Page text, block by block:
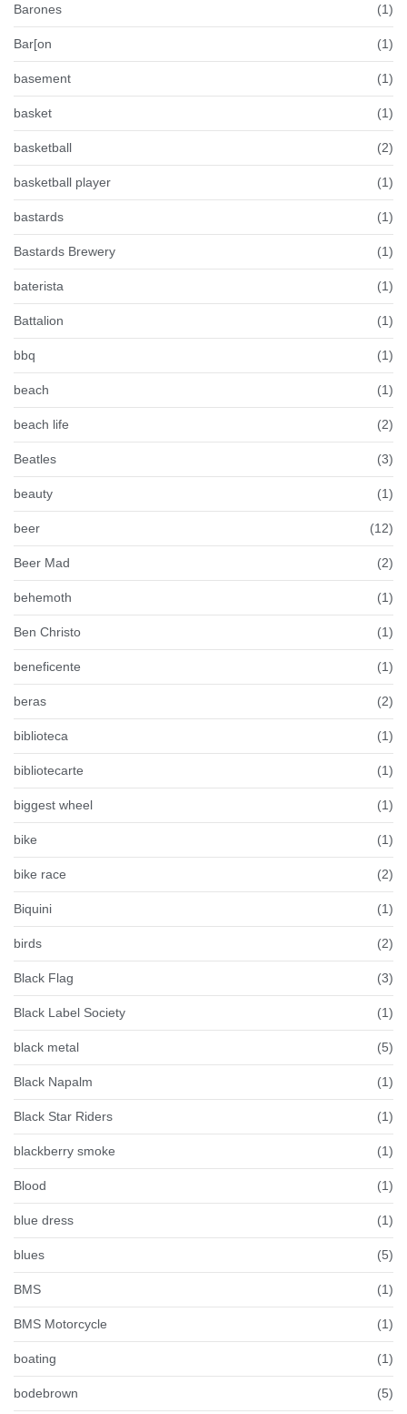
Barones (1)
Bar[on (1)
basement (1)
basket (1)
basketball (2)
basketball player (1)
bastards (1)
Bastards Brewery (1)
baterista (1)
Battalion (1)
bbq (1)
beach (1)
beach life (2)
Beatles (3)
beauty (1)
beer (12)
Beer Mad (2)
behemoth (1)
Ben Christo (1)
beneficente (1)
beras (2)
biblioteca (1)
bibliotecarte (1)
biggest wheel (1)
bike (1)
bike race (2)
Biquini (1)
birds (2)
Black Flag (3)
Black Label Society (1)
black metal (5)
Black Napalm (1)
Black Star Riders (1)
blackberry smoke (1)
Blood (1)
blue dress (1)
blues (5)
BMS (1)
BMS Motorcycle (1)
boating (1)
bodebrown (5)